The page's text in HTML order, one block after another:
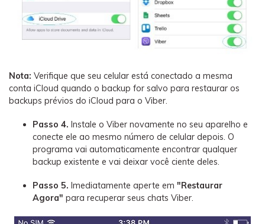
Nota: Verifique que seu celular está conectado a mesma
conta iCloud quando o backup for salvo para restaurar os
backups prévios do iCloud para o Viber.
Passo 4. Instale o Viber novamente no seu aparelho e
conecte ele ao mesmo número de celular depois. O
programa vai automaticamente encontrar qualquer
backup existente e vai deixar você ciente deles.
Passo 5. Imediatamente aperte em "Restaurar
Agora" para recuperar seus chats Viber.